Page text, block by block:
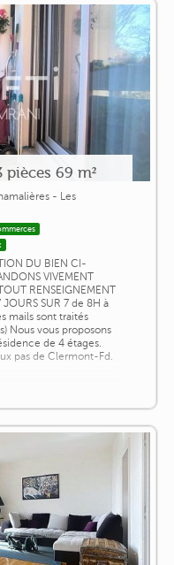
69 m²
- Les
DU BIEN CI-
VIVEMENT
RENSEIGNEMENT
SUR 7 de 8H à
mails sont traités
Nous vous proposons
de 4 étages.
pas de Clermont-Fd.